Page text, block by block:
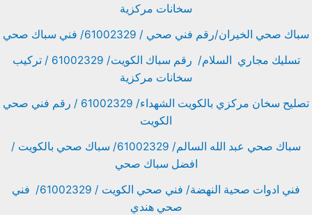
سخانات مركزية
سباك صحي الخيران/رقم فني صحي / 61002329/ فني سباك صحي
تسليك مجاري السلام/ رقم سباك الكويت/ 61002329 / تركيب
سخانات مركزية
تصليح سخان مركزي بالكويت الشهداء/ 61002329 / رقم فني صحي
الكويت
سباك صحي عبد الله السالم/ 61002329/ سباك صحي بالكويت /
افضل سباك صحي
فني ادوات صحية النهضة/ فني صحي الكويت / 61002329/ فني
صحي هندي